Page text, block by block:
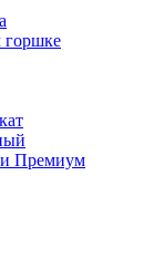
горшке
Премиум